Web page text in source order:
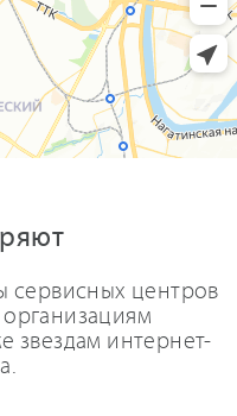
сервисных центров
звездам интернет-